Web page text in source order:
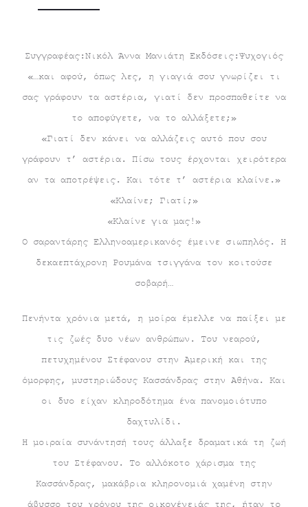
Συγγραφέας:Νικόλ Άννα Μανιάτη Εκδόσεις:Ψυχογιός
«…και αφού, όπως λες, η γιαγιά σου γνωρίζει τι
σας γράφουν τα αστέρια, γιατί δεν προσπαθείτε να
το αποφύγετε, να το αλλάξετε;»
«Γιατί δεν κάνει να αλλάζεις αυτό που σου
γράφουν τ’ αστέρια. Πίσω τους έρχονται χειρότερα
αν τα αποτρέψεις. Και τότε τ’ αστέρια κλαίνε.»
«Κλαίνε; Γιατί;»
«Κλαίνε για μας!»
Ο σαραντάρης Ελληνοαμερικανός έμεινε σιωπηλός. Η
δεκαεπτάχρονη Ρουμάνα τσιγγάνα τον κοιτούσε
σοβαρή…
Πενήντα χρόνια μετά, η μοίρα έμελλε να παίξει με
τις ζωές δυο νέων ανθρώπων. Του νεαρού,
πετυχημένου Στέφανου στην Αμερική και της
όμορφης, μυστηριώδους Κασσάνδρας στην Αθήνα. Και
οι δυο είχαν κληροδότημα ένα πανομοιότυπο
δαχτυλίδι.
Η μοιραία συνάντησή τους άλλαξε δραματικά τη ζωή
του Στέφανου. Το αλλόκοτο χάρισμα της
Κασσάνδρας, μακάβρια κληρονομιά χαμένη στην
άβυσσο του χρόνου της οικογένειάς της, ήταν το